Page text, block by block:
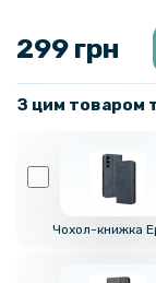
299 грн
З цим товаром
Чохол-книжка